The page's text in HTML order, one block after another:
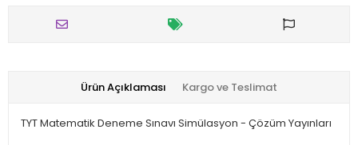
Ürün Açıklaması Kargo ve Teslimat
TYT Matematik Deneme Sınavı Simülasyon - Çözüm Yayınları